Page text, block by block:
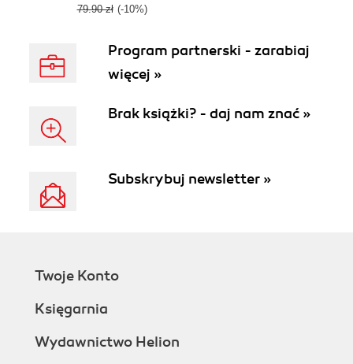
79.90 zł (-10%)
Program partnerski - zarabiaj
więcej »
Brak książki? - daj nam znać »
Subskrybuj newsletter »
Twoje Konto
Księgarnia
Wydawnictwo Helion